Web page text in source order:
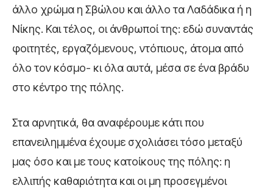
άλλο χρώμα η Σβώλου και άλλο τα Λαδάδικα ή η
Νίκης. Και τέλος, οι άνθρωποί της: εδώ συναντάς
φοιτητές, εργαζόμενους, ντόπιους, άτομα από
όλο τον κόσμο- κι όλα αυτά, μέσα σε ένα βράδυ
στο κέντρο της πόλης.
Στα αρνητικά, θα αναφέρουμε κάτι που
επανειλημμένα έχουμε σχολιάσει τόσο μεταξύ
μας όσο και με τους κατοίκους της πόλης: η
ελλιπής καθαριότητα και οι μη προσεγμένοι